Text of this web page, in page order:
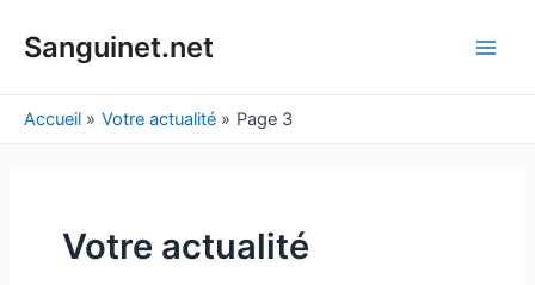
Sanguinet.net
Accueil Votre actualité Page 3
Votre actualité